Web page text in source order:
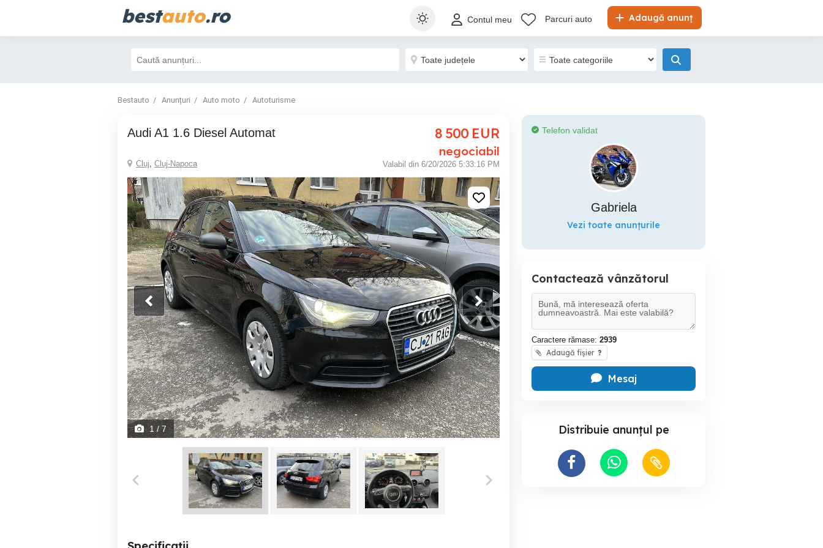
bestauto.ro Adaugă anunț
Contul meu Parcuri auto
Bestauto Anunțuri Auto moto Autoturisme
Audi A1 1.6 Diesel Automat 8 500 EUR
negociabil
Cluj, Cluj-Napoca Valabil din 6/20/2026 5:33:16 PM
1/ 7
Telefon validat
Gabriela
Vezi toate anunțurile
Contactează vânzătorul
Caractere rămase: 2939
Adaugă fișier ?
Mesaj
Distribuie anunțul pe